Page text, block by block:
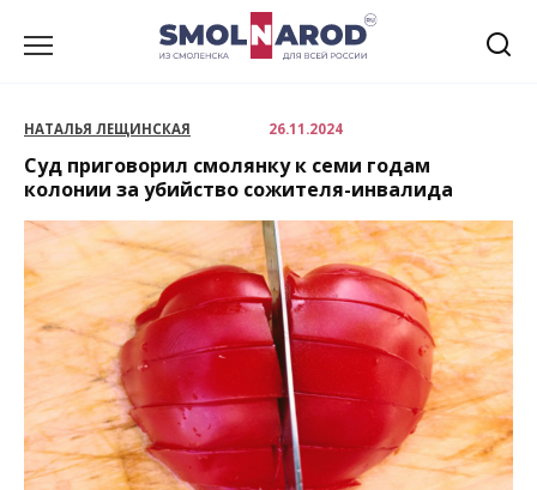
НАТАЛЬЯ ЛЕЩИНСКАЯ 26.11.2024
Суд приговорил смолянку к семи годам
колонии за убийство сожителя-инвалида